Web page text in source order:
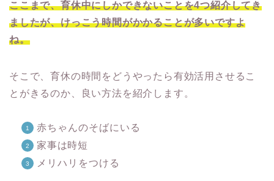
ここまで、育休中にしかできないことを4つ紹介してき
ましたが、けっこう時間がかかることが多いですよ
ね。
そこで、育休の時間をどうやったら有効活用させるこ
とがきるのか、良い方法を紹介します。
赤ちゃんのそばにいる
家事は時短
メリハリをつける